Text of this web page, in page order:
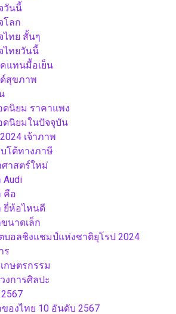
วันนี้
โลก
ไทย สั้นๆ
ไทยวันนี้
แทนมื้อเย็น
สุขภาพ
ดนิยม ราคาแพง
ดนิยมในปัจจุบัน
เจ้าภาพ
โต้ทางภาษี
าสตร์ใหม่
คือ
ยี่ห้อไหนดี
นาดเล็ก
บอลชิงแชมป์แห่งชาติยุโรป 2024
ร
กษตรกรรม
งการศิลปะ
องไทย 10 อันดับ 2567